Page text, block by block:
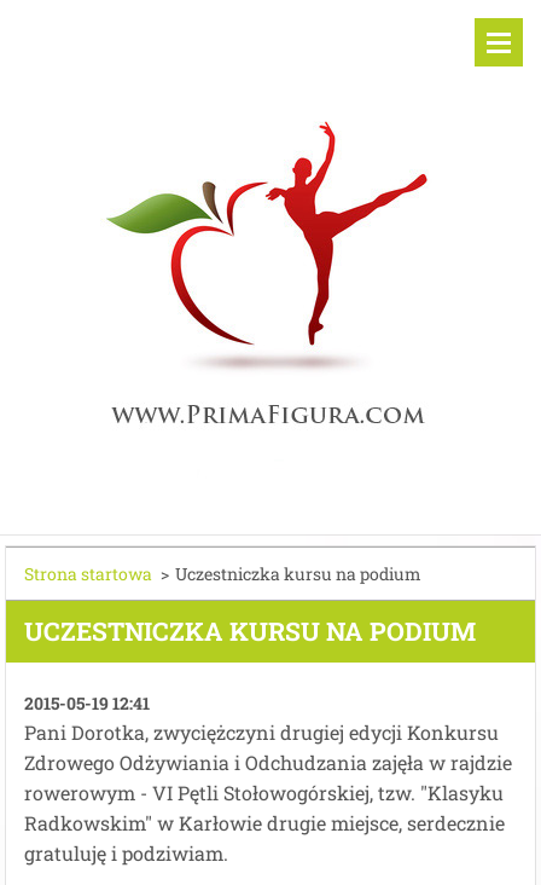
Strona startowa > Uczestniczka kursu na podium
UCZESTNICZKA KURSU NA PODIUM
2015-05-19 12:41
Pani Dorotka, zwyciężczyni drugiej edycji Konkursu
Zdrowego Odżywiania i Odchudzania zajęła w rajdzie
rowerowym - VI Pętli Stołowogórskiej, tzw. "Klasyku
Radkowskim" w Karłowie drugie miejsce, serdecznie
gratuluję i podziwiam.